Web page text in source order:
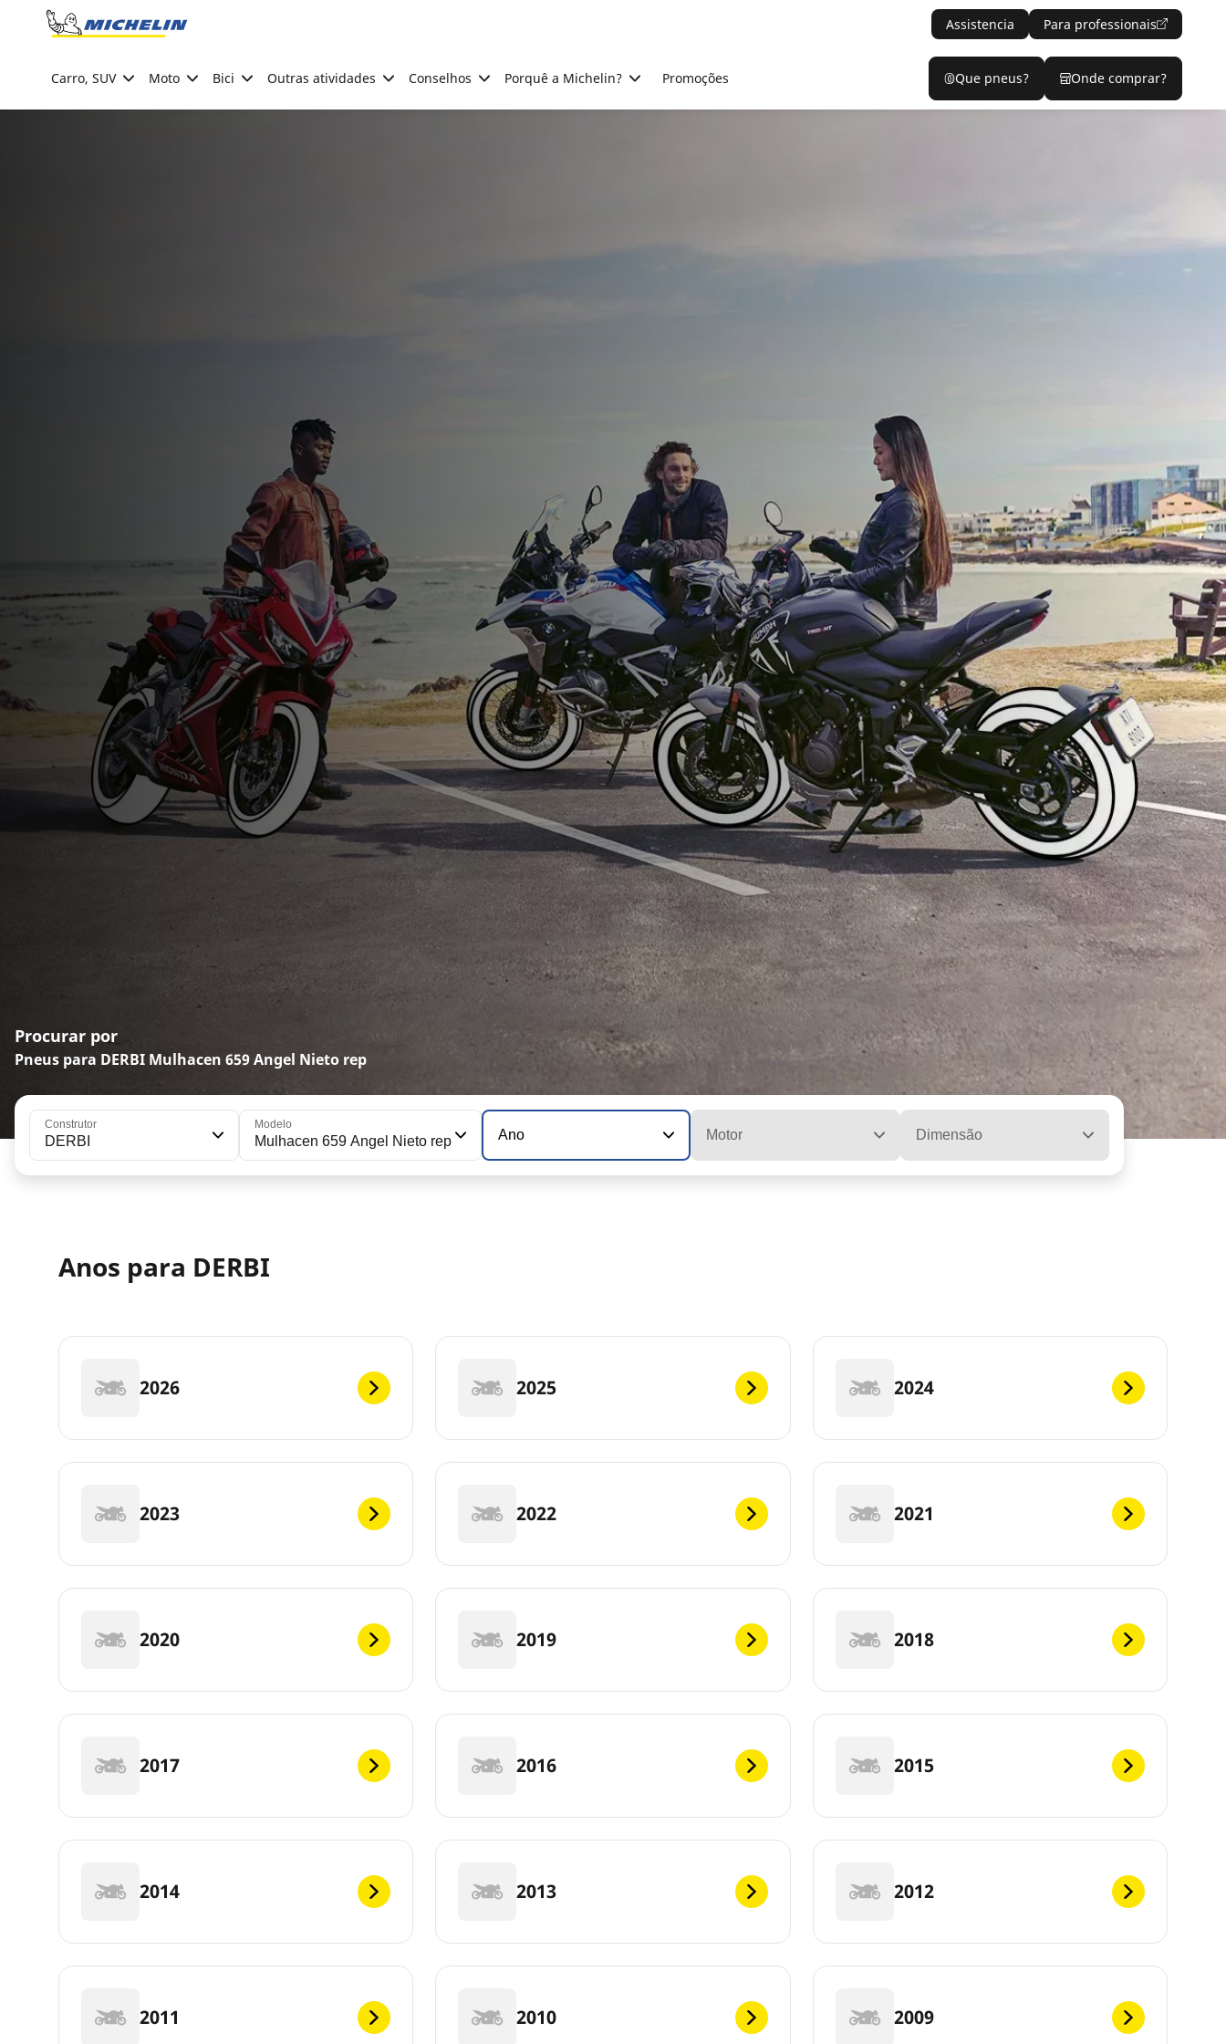
Go to page content
Assistencia Para professionais
Carro, SUV Moto Bici Outras atividades Conselhos Porquê a Michelin? Promoções Que pneus? Onde comprar?
Procurar por
Pneus para DERBI Mulhacen 659 Angel Nieto rep
Construtor
DERBI
Modelo
Mulhacen 659 Angel Nieto rep Ano Motor Dimensão
Anos para DERBI
2026 2025 2024
2023 2022 2021
2020 2019 2018
2017 2016 2015
2014 2013 2012
2011 2010 2009